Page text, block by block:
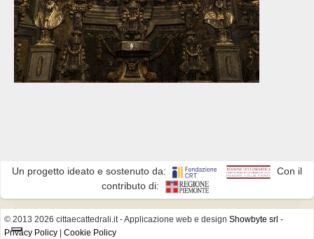
Un progetto ideato e sostenuto da:
Con il
contributo di:
© 2013 2026 cittaecattedrali.it- Applicazione web e design Showbyte srl -
Privacy Policy
Cookie Policy